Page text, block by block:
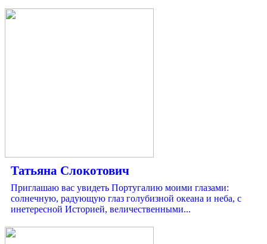
Татьяна Слокотович
Приглашаю вас увидеть Португалию моими глазами:
солнечную, радующую глаз голубизной океана и неба, с
инетересной Историей, величественными...